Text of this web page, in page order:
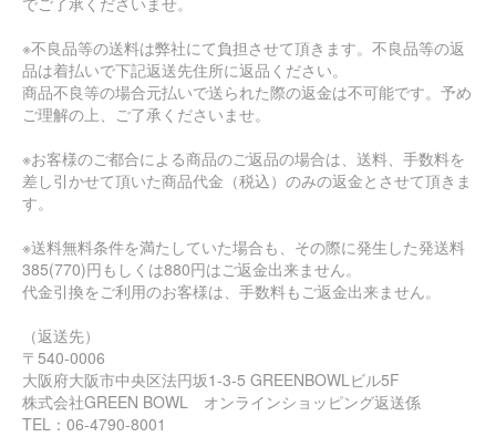
※不良品等の送料は弊社にて負担させて頂きます。不良品等の返
品は着払いで下記返送先住所に返品ください。
商品不良等の場合元払いで送られた際の返金は不可能です。予め
ご理解の上、ご了承くださいませ。
※お客様のご都合による商品のご返品の場合は、送料、手数料を
差し引かせて頂いた商品代金（税込）のみの返金とさせて頂きま
す。
※送料無料条件を満たしていた場合も、その際に発生した発送料
385(770)円もしくは880円はご返金出来ません。
代金引換をご利用のお客様は、手数料もご返金出来ません。
（返送先）
〒540-0006
大阪府大阪市中央区法円坂1-3-5 GREENBOWLビル5F
株式会社GREEN BOWL オンラインショッピング返送係
TEL：06-4790-8001